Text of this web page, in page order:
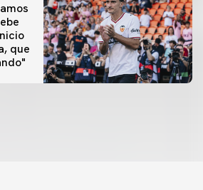
que
CF-Newcastle United FC